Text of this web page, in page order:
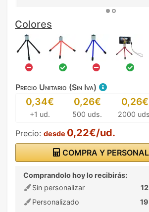
Colores
Precio Unitario (Sin Iva)
0,34€
+1 ud.
0,26€
500 uds.
0,26€
2000
Precio: desde 0,22€/ud.
COMPRA Y
Comprandolo hoy lo recibirás:
Sin personalizar
Personalizado